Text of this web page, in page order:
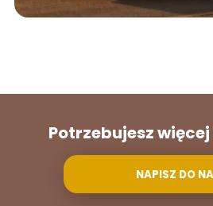
Potrzebujesz
NAPISZ DO